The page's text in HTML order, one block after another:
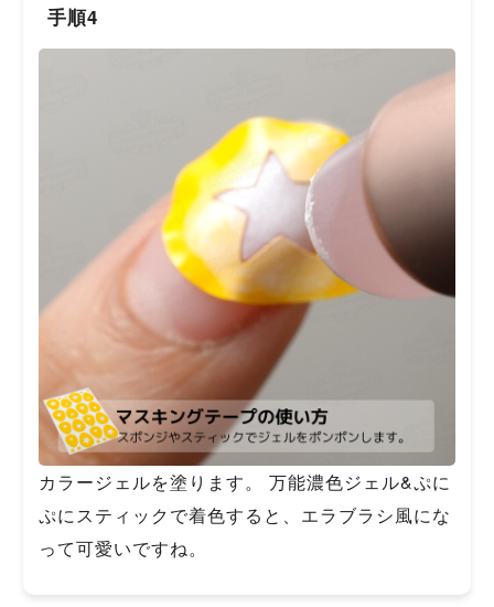
手順4
カラージェルを塗ります。 万能濃色ジェル&ぷに
ぷにスティックで着色すると、エラブラシ風にな
って可愛いですね。